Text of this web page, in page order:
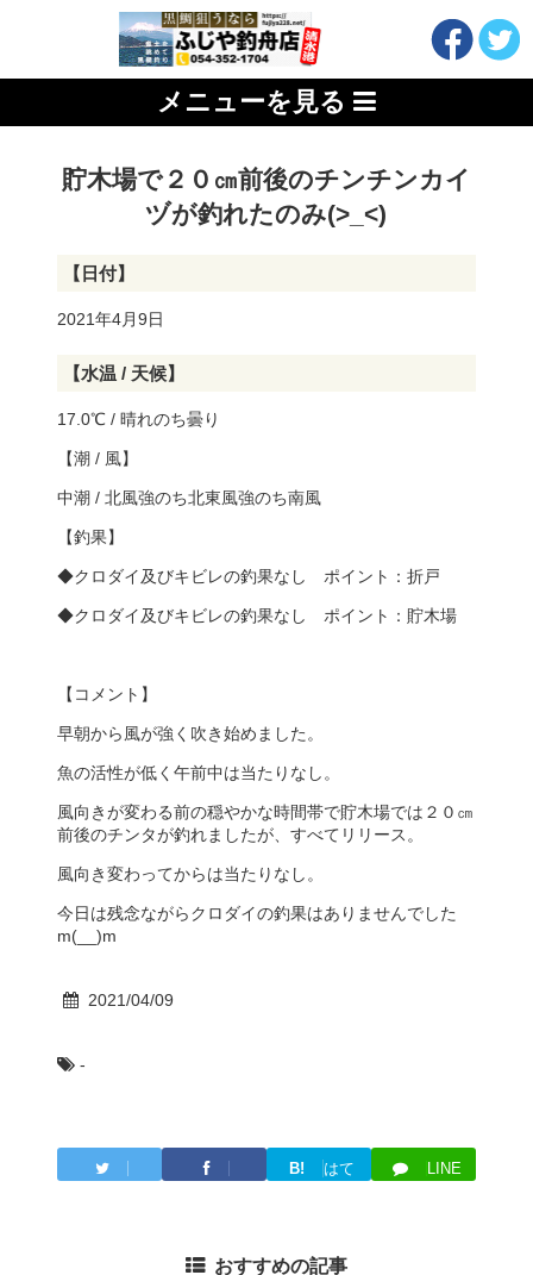
メニューを見る
貯木場で２０㎝前後のチンチンカイ
ヅが釣れたのみ(>_<)
【日付】
2021年4月9日
【水温 / 天候】
17.0℃ / 晴れのち曇り
【潮 / 風】
中潮 / 北風強のち北東風強のち南風
【釣果】
◆クロダイ及びキビレの釣果なし ポイント：折戸
◆クロダイ及びキビレの釣果なし ポイント：貯木場
【コメント】
早朝から風が強く吹き始めました。
魚の活性が低く午前中は当たりなし。
風向きが変わる前の穏やかな時間帯で貯木場では２０㎝
前後のチンタが釣れましたが、すべてリリース。
風向き変わってからは当たりなし。
今日は残念ながらクロダイの釣果はありませんでした
m(__)m
2021/04/09
-
B!
はて
LINE
おすすめの記事